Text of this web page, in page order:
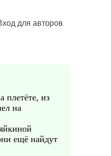
для авторов
плетёте, из
на
ещё найдут